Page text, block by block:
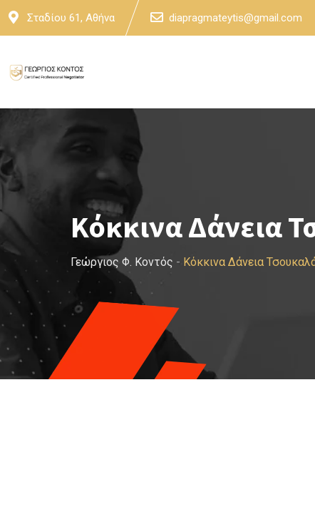
Skip
Σταδίου 61, Αθήνα diapragmateytis@gmail.com
Κόκκινα Δάνεια
Γεώργιος Φ. Κοντός - Κόκκινα Δάνεια